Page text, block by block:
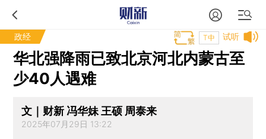
政经 试听
T中
华北强降雨已致北京河北内蒙古至
少40人遇难
文｜财新 冯华妹 王硕 周泰来
2025年07月29日 13:22